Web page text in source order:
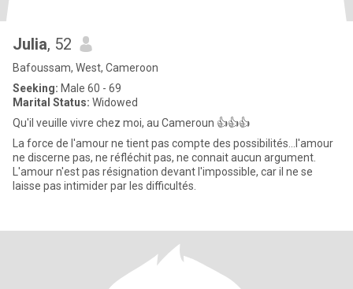
Julia, 52
Bafoussam, West, Cameroon
Seeking: Male 60 - 69
Marital Status: Widowed
Qu'il veuille vivre chez moi, au Cameroun 👍👍👍
La force de l'amour ne tient pas compte des possibilités...l'amour
ne discerne pas, ne réfléchit pas, ne connait aucun argument.
L'amour n'est pas résignation devant l'impossible, car il ne se
laisse pas intimider par les difficultés.